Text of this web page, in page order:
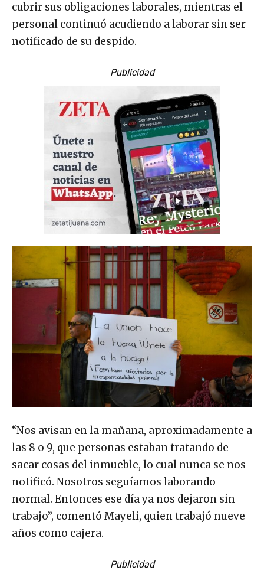
cubrir sus obligaciones laborales, mientras el
personal continuó acudiendo a laborar sin ser
notificado de su despido.
Publicidad
“Nos avisan en la mañana, aproximadamente a
las 8 o 9, que personas estaban tratando de
sacar cosas del inmueble, lo cual nunca se nos
notificó. Nosotros seguíamos laborando
normal. Entonces ese día ya nos dejaron sin
trabajo”, comentó Mayeli, quien trabajó nueve
años como cajera.
Publicidad